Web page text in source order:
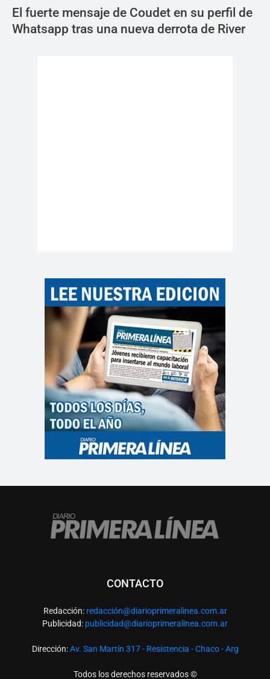
El fuerte mensaje de Coudet en su perfil de
Whatsapp tras una nueva derrota de River
CONTACTO
Redacción: redacción@diarioprimeralinea.com.ar
Publicidad: publicidad@diarioprimeralinea.com.ar
Dirección:Av. San Martín 317 - Resistencia - Chaco - Arg
Todos los derechos reservados ©